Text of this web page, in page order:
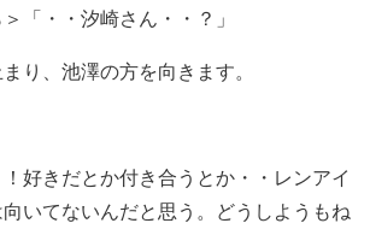
「・・汐崎さん・・？」
り、池澤の方を向きます。
好きだとか付き合うとか・・レンアイ
いてないんだと思う。どうしようもね